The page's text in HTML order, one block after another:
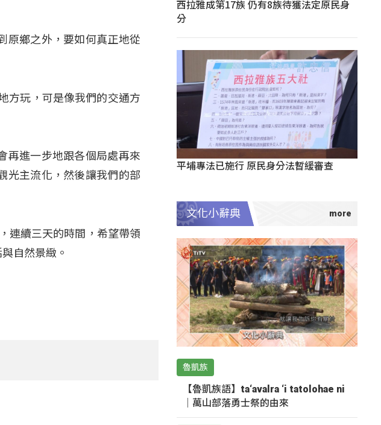
原鄉之外，要如何真正地從
方玩，可是像我們的交通方
再進一步地跟各個局處再來
光主流化，然後讓我們的部
連續三天的時間，希望帶領
自然景緻。
西拉雅成第17族 仍有8族待獲法定原民身
分
平埔專法已施行 原民身分法暫緩審查
文化小辭典
魯凱族
【魯凱族語】ta‘avalra ‘i tatolohae ni
｜萬山部落勇士祭的由來